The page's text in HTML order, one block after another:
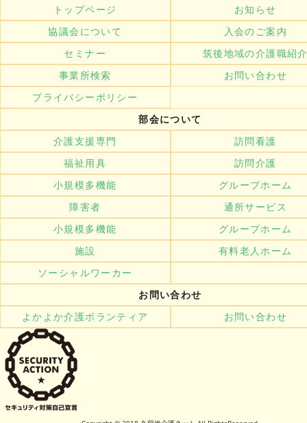
トップページ
お知らせ
協議会について
入会のご案内
セミナー
筑後地域の介護職紹
事業所検索
お問い合わせ
プライバシーポリシー
部会について
介護支援専門
訪問看護
福祉用具
訪問介護
小規模多機能
グループホーム
障害者
通所サービス
小規模多機能
グループホーム
施設
有料老人ホーム
ソーシャルワーカー
お問い合わせ
よかよか介護ボランティア
お問い合わせ